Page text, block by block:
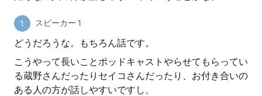
スピーカー 1
どうだろうな。もちろん話です。
こうやって長いことポッドキャストやらせてもらってい
る蔵野さんだったりセイコさんだったり、お付き合いの
ある人の方が話しやすいですし、